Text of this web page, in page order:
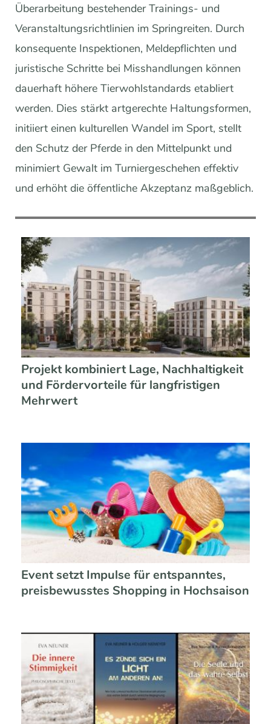
Überarbeitung bestehender Trainings- und
Veranstaltungsrichtlinien im Springreiten. Durch
konsequente Inspektionen, Meldepflichten und
juristische Schritte bei Misshandlungen können
dauerhaft höhere Tierwohlstandards etabliert
werden. Dies stärkt artgerechte Haltungsformen,
initiiert einen kulturellen Wandel im Sport, stellt
den Schutz der Pferde in den Mittelpunkt und
minimiert Gewalt im Turniergeschehen effektiv
und erhöht die öffentliche Akzeptanz maßgeblich.
Projekt kombiniert Lage, Nachhaltigkeit
und Fördervorteile für langfristigen
Mehrwert
Event setzt Impulse für entspanntes,
preisbewusstes Shopping in Hochsaison